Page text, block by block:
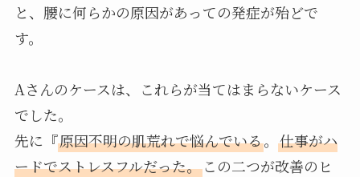
と、腰に何らかの原因があっての発症が殆どで
す。
Aさんのケースは、これらが当てはまらないケース
でした。
先に『原因不明の肌荒れで悩んでいる。 仕事がハ
ードでストレスフルだった。この二つが改善のヒ